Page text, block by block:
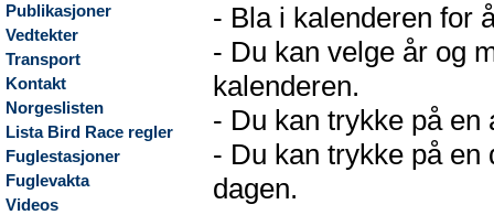
Publikasjoner
Vedtekter
Transport
Kontakt
Norgeslisten
Lista Bird Race regler
Fuglestasjoner
Fuglevakta
Videos
- Bla i kalenderen for
- Du kan velge år og
kalenderen.
- Du kan trykke på en
- Du kan trykke på en
dagen.